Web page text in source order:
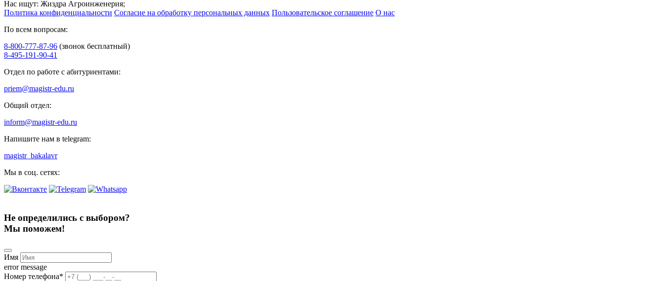
Нас ищут: Жиздра Агроинженерия;
Политика конфиденциальности Согласие на обработку персональных данных Пользовательское соглашение О нас
По всем вопросам:
8-800-777-87-96 (звонок бесплатный)
8-495-191-90-41
Отдел по работе с абитуриентами:
priem@magistr-edu.ru
Общий отдел:
inform@magistr-edu.ru
Напишите нам в telegram:
magistr_bakalavr
Мы в соц. сетях:
Не определились с выбором?
Мы поможем!
Имя
error message
Номер телефона*